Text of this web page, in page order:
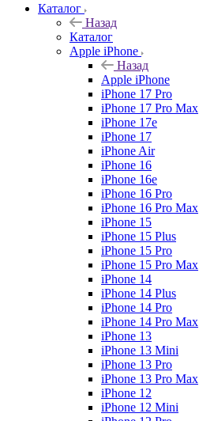
Каталог
Назад
Каталог
Apple iPhone
Назад
Apple iPhone
iPhone 17 Pro
iPhone 17 Pro Max
iPhone 17e
iPhone 17
iPhone Air
iPhone 16
iPhone 16e
iPhone 16 Pro
iPhone 16 Pro Max
iPhone 15
iPhone 15 Plus
iPhone 15 Pro
iPhone 15 Pro Max
iPhone 14
iPhone 14 Plus
iPhone 14 Pro
iPhone 14 Pro Max
iPhone 13
iPhone 13 Mini
iPhone 13 Pro
iPhone 13 Pro Max
iPhone 12
iPhone 12 Mini